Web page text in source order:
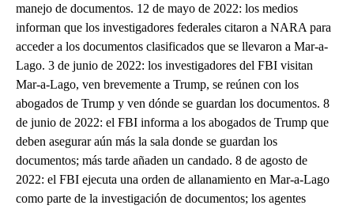
manejo de documentos. 12 de mayo de 2022: los medios
informan que los investigadores federales citaron a NARA para
acceder a los documentos clasificados que se llevaron a Mar-a-
Lago. 3 de junio de 2022: los investigadores del FBI visitan
Mar-a-Lago, ven brevemente a Trump, se reúnen con los
abogados de Trump y ven dónde se guardan los documentos. 8
de junio de 2022: el FBI informa a los abogados de Trump que
deben asegurar aún más la sala donde se guardan los
documentos; más tarde añaden un candado. 8 de agosto de
2022: el FBI ejecuta una orden de allanamiento en Mar-a-Lago
como parte de la investigación de documentos; los agentes